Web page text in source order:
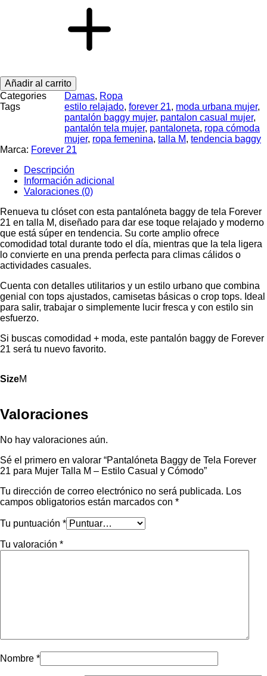
Añadir al carrito
Categories
Damas, Ropa
Tags
estilo relajado, forever 21, moda urbana mujer,
pantalón baggy mujer, pantalon casual mujer,
pantalón tela mujer, pantaloneta, ropa cómoda
mujer, ropa femenina, talla M, tendencia baggy
Marca: Forever 21
Descripción
Información adicional
Valoraciones (0)
Renueva tu clóset con esta pantalóneta baggy de tela Forever
21 en talla M, diseñado para dar ese toque relajado y moderno
que está súper en tendencia. Su corte amplio ofrece
comodidad total durante todo el día, mientras que la tela ligera
lo convierte en una prenda perfecta para climas cálidos o
actividades casuales.
Cuenta con detalles utilitarios y un estilo urbano que combina
genial con tops ajustados, camisetas básicas o crop tops. Ideal
para salir, trabajar o simplemente lucir fresca y con estilo sin
esfuerzo.
Si buscas comodidad + moda, este pantalón baggy de Forever
21 será tu nuevo favorito.
SizeM
Valoraciones
No hay valoraciones aún.
Sé el primero en valorar “Pantalóneta Baggy de Tela Forever
21 para Mujer Talla M – Estilo Casual y Cómodo”
Tu dirección de correo electrónico no será publicada. Los
campos obligatorios están marcados con *
Tu puntuación *
Tu valoración *
Nombre *